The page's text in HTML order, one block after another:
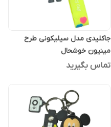
جاکلیدی مدل سیلیکونی طرح
مینیون خوشحال
تماس بگیرید